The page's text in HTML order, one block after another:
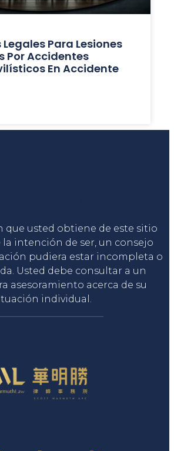
Legales Para Lesiones
Por Accidentes
En Accidente
que usted obtiene de este sitio
la intención de ser, un consejo
pudiera estar incompleta o
Usted debe consultar a un
asesoramiento acerca de su
individual.